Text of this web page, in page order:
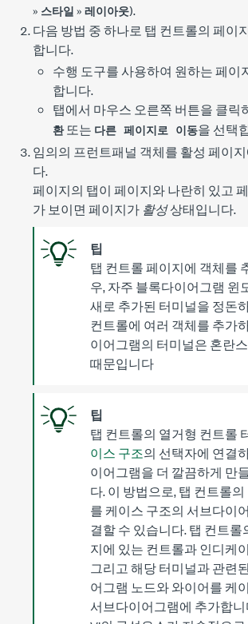
» 스타일»레이아웃).
다음 방법 중 하나로 탭 컨트롤의 페이
합니다.
수행 도구를 사용하여 원하는 페이
합니다.
탭에서 마우스 오른쪽 버튼을 클릭
환또는 다른 페이지로 이동을 선택
임의의 프런트패널 객체를 활성 페이
다.
페이지의 탭이 페이지와 나란히 있고
가 보이면 페이지가 활성상태입니다.
팁
탭 컨트롤 페이지에 객체를
우, 자주 블록다이어그램 윈
새로 추가된 터미널을 정돈
컨트롤에 여러 객체를 추가
이어그램의 터미널은 혼란
때문입니다
팁
탭 컨트롤의 열거형 컨트롤
이스 구조의 선택자에 연결
이어그램을 더 깔끔하게 만
다. 이 방법으로, 탭 컨트롤의
를 케이스 구조의 서브다이
결할 수 있습니다. 탭 컨트롤
지에 있는 컨트롤과 인디케
그리고 해당 터미널과 관련
어그램 노드와 와이어를 케
서브다이어그램에 추가합니